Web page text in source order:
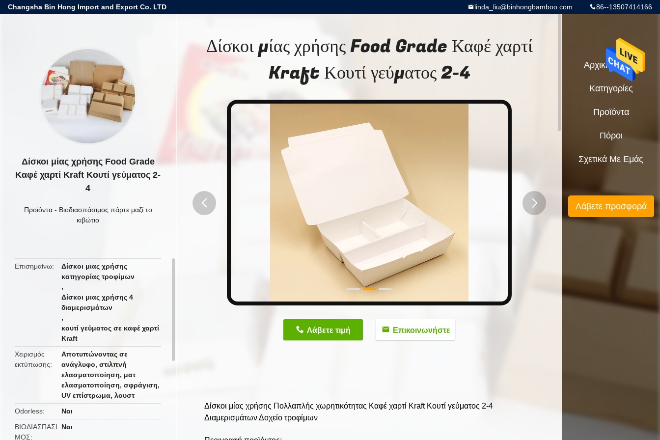
Changsha Bin Hong Import and Export Co. LTD 86--13507414166
linda_liu@binhongbamboo.com
Δίσκοι μίας χρήσης Food Grade
Καφέ χαρτί Kraft Κουτί γεύματος 2-
4
Προϊόντα- Βιοδιασπάσιμος πάρτε μαζί το
κιβώτιο
Επισημαίνω
Δίσκοι μιας χρήσης
κατηγορίας τροφίμων
,
Δίσκοι μιας χρήσης 4
διαμερισμάτων
,
κουτί γεύματος σε καφέ χαρτί
Kraft
Χειρισμός
εκτύπωσης
Αποτυπώνοντας σε
ανάγλυφο, στιλπνή
ελασματοποίηση, ματ
ελασματοποίηση, σφράγιση,
UV επίστρωμα, λουστ
Odorless
Ναι
ΒΙΟΔΙΑΣΠΑΣΙ
ΜΟΣ
Ναι
Δίσκοι μίας χρήσης Food Grade Καφέ χαρτί
Kraft Κουτί γεύματος 2-4
Λάβετε τιμή Επικοινωνήστε
Δίσκοι μίας χρήσης Πολλαπλής χωρητικότητας Καφέ χαρτί Kraft Κουτί γεύματος 2-4
Διαμερισμάτων Δοχείο τροφίμων
Αρχική Σελίδα
Κατηγορίες
Προϊόντα
Πόροι
Σχετικά Με Εμάς
Λάβετε προσφορά